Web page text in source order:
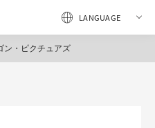
ン・ピクチュアズ